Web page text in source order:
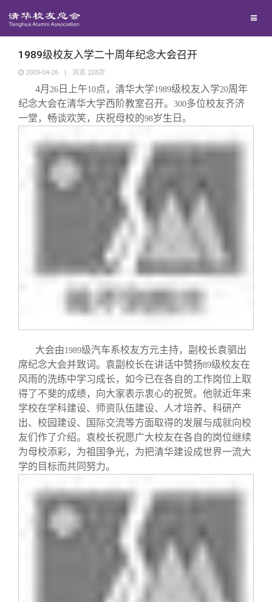
西南联大校友会
义工计划
媒体平台
《清华校友通讯》
我要订阅
新媒体平台
百年清华
清华故事
青春风采
校友文苑
校友讲坛
校友视界
终身学习
信息化服务
三创大赛
实用信息
总会简介
会长致辞
总会章程
理事会名单
制度法规
联系我们
1989级校友入学二十周年纪念大会召开
2009-04-26 | 浏览 228次
4月 26 日 上午10点，清华大学1989级校友入学20周年
纪念大会在清华大学西阶教室召开。 300多位校友齐济
一堂，畅谈欢笑，庆祝母校的98岁生日。
大会由1989级汽车系校友方元主持，副校长袁驷出
席纪念大会并致词。袁副校长在讲话中赞扬89级校友在
风雨的洗练中学习成长，如今已在各自的工作岗位上取
得了不斐的成绩，向大家表示衷心的祝贺。他就近年来
学校在学科建设、师资队伍建设、人才培养、科研产
出、校园建设、国际交流等方面取得的发展与成就向校
友们作了介绍。袁校长祝愿广大校友在各自的岗位继续
为母校添彩，为祖国争光，为把清华建设成世界一流大
学的目标而共同努力。